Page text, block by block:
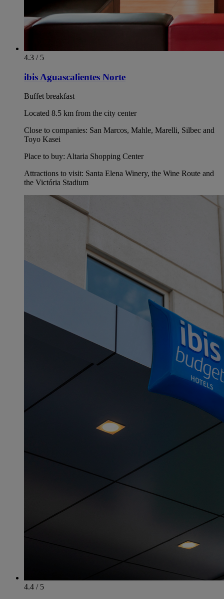
4.3 / 5
ibis Aguascalientes Norte
Buffet breakfast
Located 8.5 km from the city center
Close to companies: San Marcos, Mahle, Marelli, Silbec and
Toyo Kasei
Place to buy: Altaria Shopping Center
Attractions to visit: Santa Elena Winery, the Wine Route and
the Victória Stadium
4.4 / 5